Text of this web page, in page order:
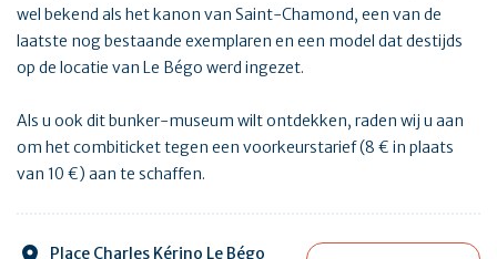
wel bekend als het kanon van Saint-Chamond, een van de
laatste nog bestaande exemplaren en een model dat destijds
op de locatie van Le Bégo werd ingezet.
Als u ook dit bunker-museum wilt ontdekken, raden wij u aan
om het combiticket tegen een voorkeurstarief (8 € in plaats
van 10 €) aan te schaffen.
Place Charles Kérino Le Bégo